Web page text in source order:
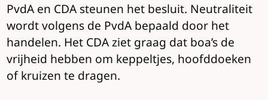
PvdA en CDA steunen het besluit. Neutraliteit
wordt volgens de PvdA bepaald door het
handelen. Het CDA ziet graag dat boa’s de
vrijheid hebben om keppeltjes, hoofddoeken
of kruizen te dragen.